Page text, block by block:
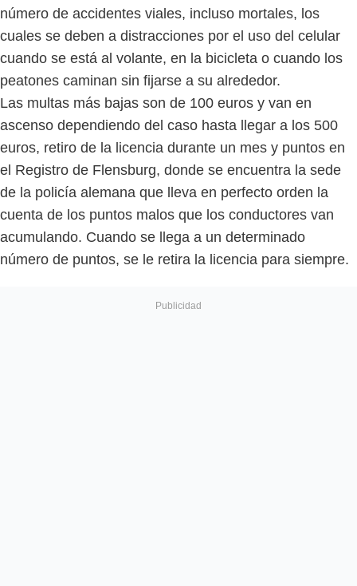
número de accidentes viales, incluso mortales, los
cuales se deben a distracciones por el uso del celular
cuando se está al volante, en la bicicleta o cuando los
peatones caminan sin fijarse a su alrededor.
Las multas más bajas son de 100 euros y van en
ascenso dependiendo del caso hasta llegar a los 500
euros, retiro de la licencia durante un mes y puntos en
el Registro de Flensburg, donde se encuentra la sede
de la policía alemana que lleva en perfecto orden la
cuenta de los puntos malos que los conductores van
acumulando. Cuando se llega a un determinado
número de puntos, se le retira la licencia para siempre.